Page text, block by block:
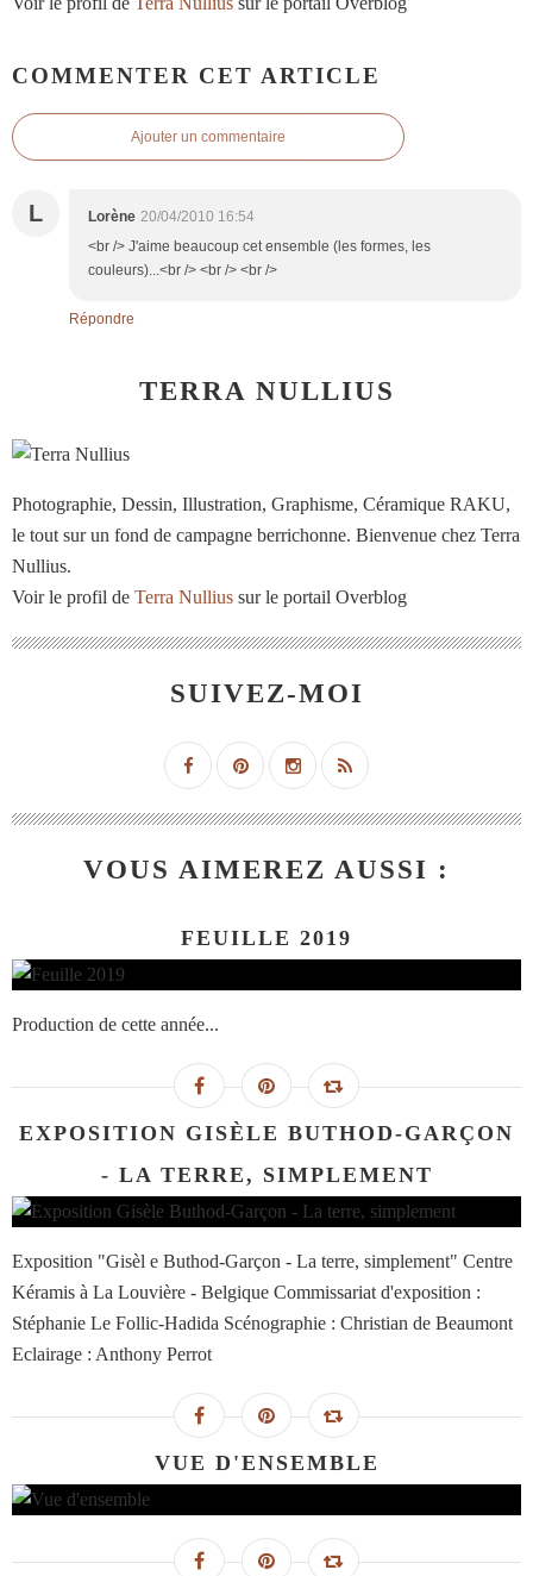
COMMENTER CET ARTICLE
Ajouter un commentaire
L Lorène 20/04/2010 16:54
<br /> J'aime beaucoup cet ensemble (les formes, les
couleurs)...<br /> <br /> <br />
Répondre
TERRA NULLIUS
Photographie, Dessin, Illustration, Graphisme, Céramique RAKU,
le tout sur un fond de campagne berrichonne. Bienvenue chez Terra
Nullius.
Voir le profil de Terra Nullius sur le portail Overblog
SUIVEZ-MOI
VOUS AIMEREZ AUSSI :
FEUILLE 2019
Production de cette année...
EXPOSITION GISÈLE BUTHOD-GARÇON
- LA TERRE, SIMPLEMENT
Exposition "Gisèl e Buthod-Garçon - La terre, simplement" Centre
Kéramis à La Louvière - Belgique Commissariat d'exposition :
Stéphanie Le Follic-Hadida Scénographie : Christian de Beaumont
Eclairage : Anthony Perrot
VUE D'ENSEMBLE